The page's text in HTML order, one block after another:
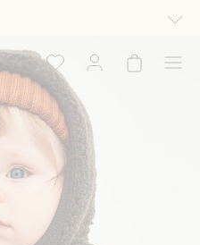
alennuksiin tai tarjouksiin.